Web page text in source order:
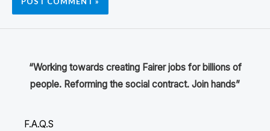
“Working towards creating Fairer jobs for billions of
people. Reforming the social contract. Join hands”
F.A.Q.S